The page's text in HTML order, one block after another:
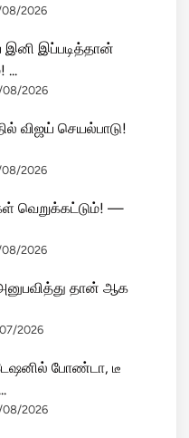
08/2026
இனி இப்படித்தான்
...
08/2026
விஜய் செயல்பாடு!
08/2026
வெறுக்கட்டும்! —
08/2026
தான் ஆக
2026
போண்டா, டீ
08/2026